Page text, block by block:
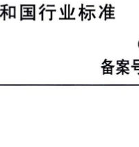
行
业
标
准
备案